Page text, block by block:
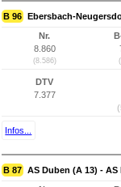
B 96 Ebersbach-
Nr.
8.860
(8.586)
DTV
7.377
Infos...
B 87 AS Duben (A 13) -